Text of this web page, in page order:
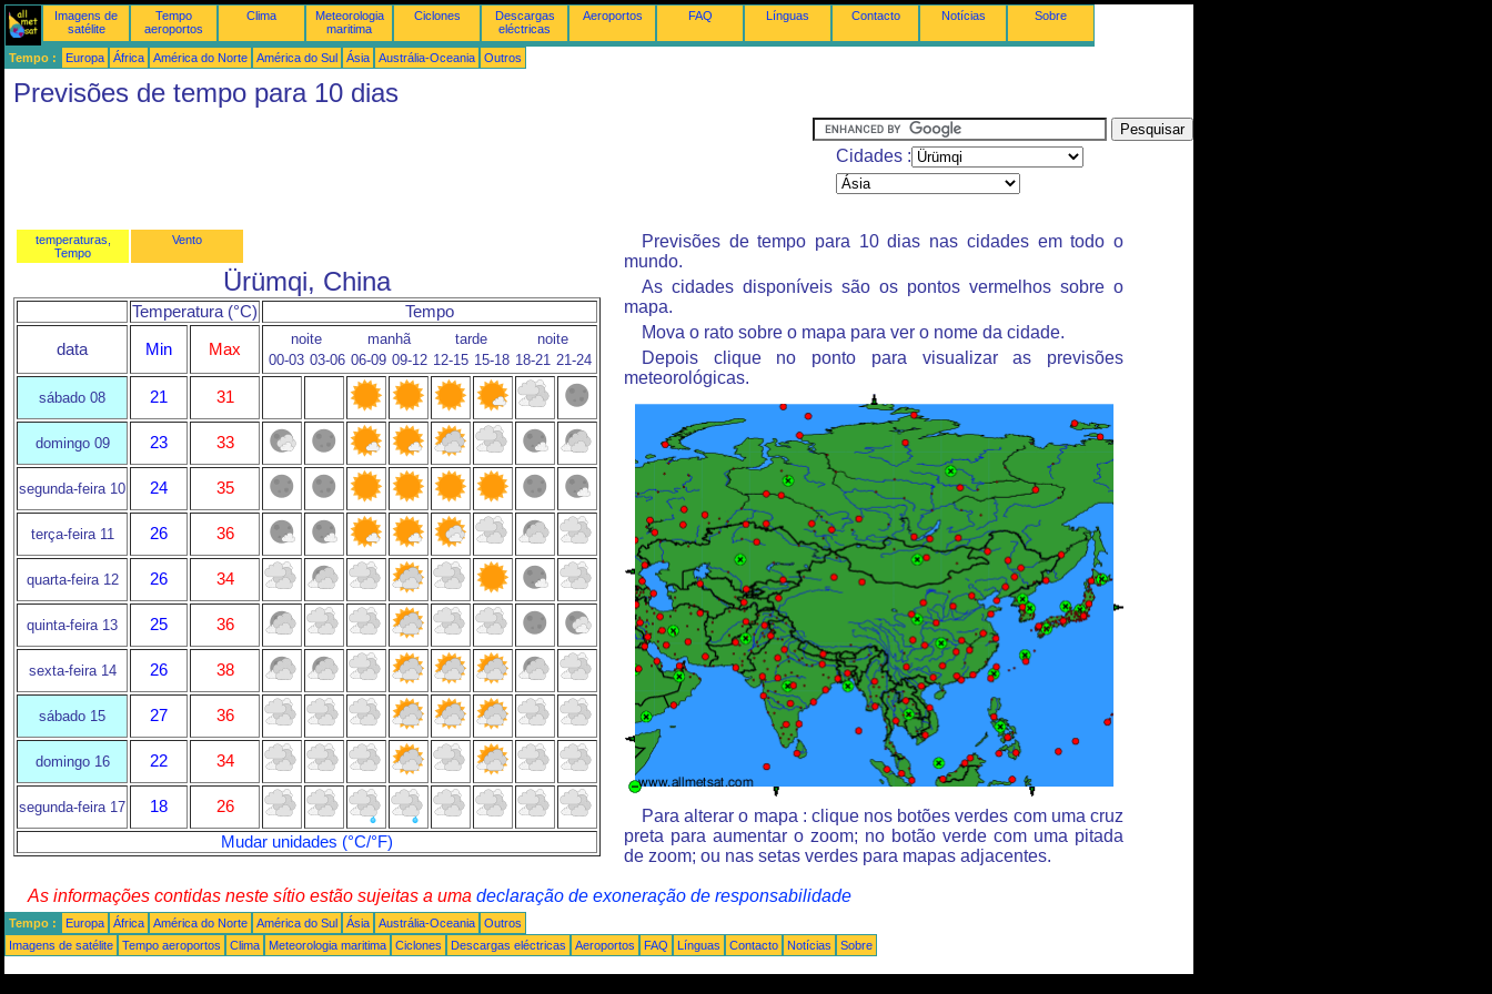
Imagens de
satélite
Tempo
aeroportos
Clima
Meteorologia
maritima
Ciclones
Descargas
eléctricas
Aeroportos FAQ Línguas Contacto Notícias Sobre
Tempo : Europa África América do Norte América do Sul Ásia Austrália-Oceania Outros
Previsões de tempo para 10 dias
Cidades :
temperaturas,
Tempo
Vento
Ürümqi, China
Temperatura (°C) Tempo
data Min Max
noite manhã tarde
noite
00-03 03-06 06-09 09-12 12-15 15-18 18-21 21-24
sábado 08 21 31
domingo 09 23 33
segunda-feira 10 24 35
terça-feira 11 26 36
quarta-feira 12 26 34
quinta-feira 13 25 36
sexta-feira 14 26 38
sábado 15 27 36
domingo 16 22 34
segunda-feira 17 18
26
Mudar unidades (°C/°F)
Previsões de tempo para 10 dias nas cidades em todo o
mundo.
As cidades disponíveis são os pontos vermelhos sobre o
mapa.
Mova o rato sobre o mapa para ver o nome da cidade.
Depois clique no ponto para visualizar as previsões
meteorológicas.
Para alterar o mapa : clique nos botões verdes com uma cruz
preta para aumentar o zoom; no botão verde com uma pitada
de zoom; ou nas setas verdes para mapas adjacentes.
As informações contidas neste sítio estão sujeitas a uma declaração de exoneração de responsabilidade
Tempo : Europa África América do Norte América do Sul Ásia Austrália-Oceania
Outros
Imagens de satélite
Tempo aeroportos Clima Meteorologia maritima Ciclones Descargas eléctricas Aeroportos FAQ Línguas Contacto Notícias Sobre